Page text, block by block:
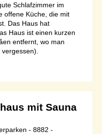
Schlafzimmer im
offene Küche, die mit
Das Haus hat
Haus ist einen kurzen
entfernt, wo man
mit Sauna
- 8882 -